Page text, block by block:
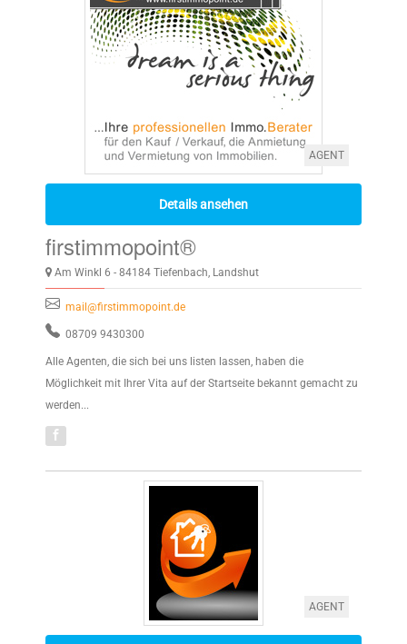
AGENT
Details ansehen
firstimmopoint®
Am Winkl 6 - 84184 Tiefenbach, Landshut
mail@firstimmopoint.de
08709 9430300
Alle Agenten, die sich bei uns listen lassen, haben die
Möglichkeit mit Ihrer Vita auf der Startseite bekannt gemacht zu
werden...
AGENT